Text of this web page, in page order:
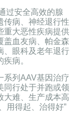
过安全高效的腺
传病、神经退行性
重大恶性疾病提供
盖血友病、帕金森
、眼科及老年退行
病。
系列AAV基因治疗
同行处于并跑或领
大难、生产成本高
用得起、治得好”